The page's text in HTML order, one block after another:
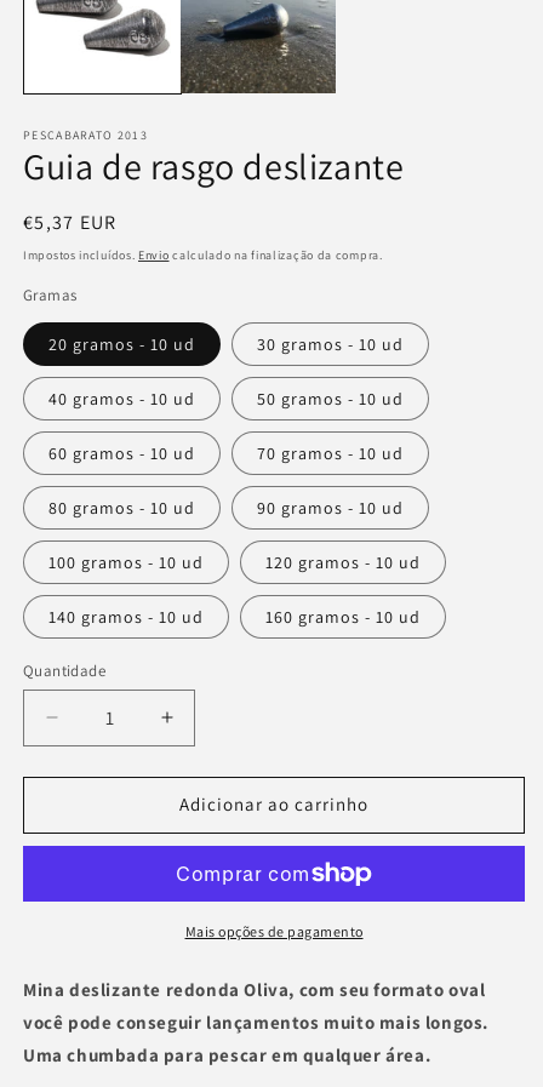
modal
PESCABARATO 2013
Guia de rasgo deslizante
Preço
normal
€5,37 EUR
Impostos incluídos. Envio calculado na finalização da compra.
Gramas
20 gramos - 10 ud 30 gramos - 10 ud
40 gramos - 10 ud 50 gramos - 10 ud
60 gramos - 10 ud 70 gramos - 10 ud
80 gramos - 10 ud 90 gramos - 10 ud
100 gramos - 10 ud 120 gramos - 10 ud
140 gramos - 10 ud 160 gramos - 10 ud
Quantidade
Quantidade
Diminuir
a
quantidade
Guia
deslizante
Aumentar
a
quantidade
de
Guia
rasgo
deslizante
Adicionar ao carrinho
Mais opções de pagamento
Mina deslizante redonda Oliva, com seu formato oval
você pode conseguir lançamentos muito mais longos.
Uma chumbada para pescar em qualquer área.